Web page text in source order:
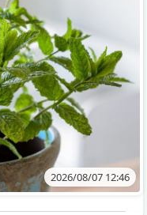
2026/08/07 12:46